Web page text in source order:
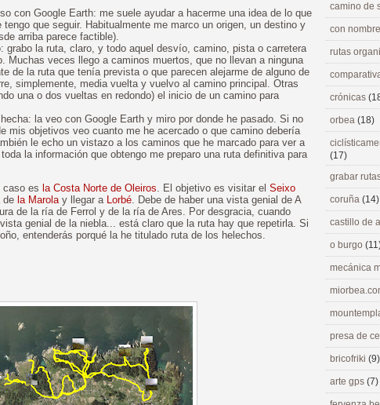
con Google Earth: me suele ayudar a hacerme una idea de lo que
que seguir. Habitualmente me marco un origen, un destino y
arriba parece factible).
grabo la ruta, claro, y todo aquel desvío, camino, pista o carretera
Muchas veces llego a caminos muertos, que no llevan a ninguna
de la ruta que tenía prevista o que parecen alejarme de alguno de
simplemente, media vuelta y vuelvo al camino principal. Otras
una o dos vueltas en redondo) el inicio de un camino para
la veo con Google Earth y miro por donde he pasado. Si no
mis objetivos veo cuanto me he acercado o que camino debería
le echo un vistazo a los caminos que he marcado para ver a
la información que obtengo me preparo una ruta definitiva para
caso es la Costa Norte de Oleiros. El objetivo es visitar el Seixo
de la Marolay llegar a Lorbé. Debe de haber una vista genial de A
de la ría de Ferrol y de la ría de Ares. Por desgracia, cuando
genial de la niebla... está claro que la ruta hay que repetirla. Si
entenderás porqué la he titulado ruta de los helechos.
camino de
con
rutas
crónicas
orbea (18)
(17)
grabar
coruña (14)
castillo de
o burgo
mecánica
presa de
bricofriki (9)
arte gps (7)